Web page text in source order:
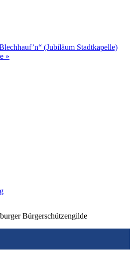
(Jubiläum Stadtkapelle)
»
Bürgerschützengilde